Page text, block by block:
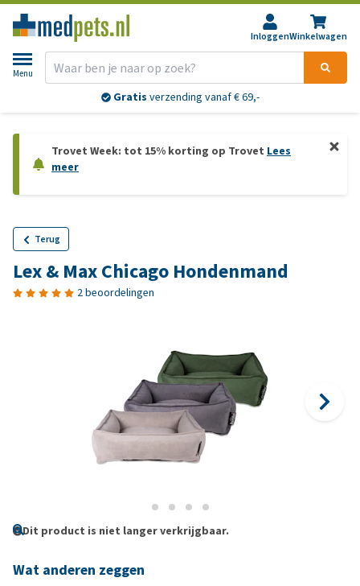
InloggenWinkelwagen
Menu
Gratis verzending vanaf € 69,-
Trovet Week: tot 15% korting op Trovet Lees
meer
Terug
Lex & Max Chicago Hondenmand
2 beoordelingen
Dit product is niet langer verkrijgbaar.
Wat anderen zeggen